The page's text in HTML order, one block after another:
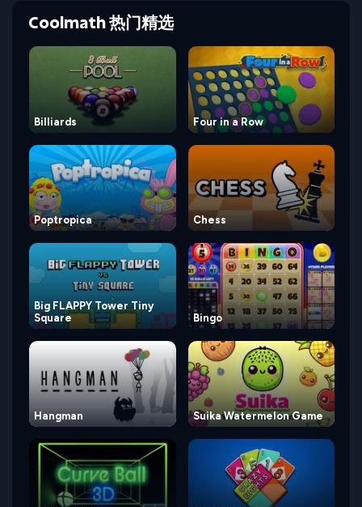
Coolmath 热门精选
Billiards Four in a Row
Poptropica Chess
Big FLAPPY Tower Tiny
Square
Bingo
Hangman Suika Watermelon Game